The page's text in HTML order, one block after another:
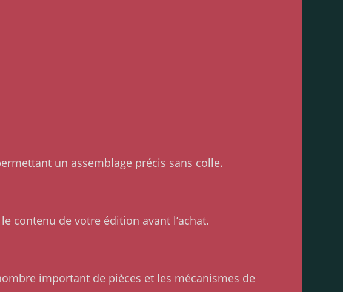
un assemblage précis sans colle.
contenu de votre édition avant l’achat.
important de pièces et les mécanismes de